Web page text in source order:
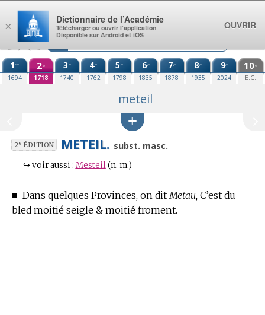
Aller au contenu
1re
1694
2e
1718
3e
1740
4e
1762
5e
1798
6e
1835
7e
1878
8e
1935
9e
2024
10e
E.C.
meteil
2eÉDITION METEIL. subst. masc.
↪ voir aussi : Mesteil (n. m.)
■ Dans quelques Provinces, on dit Metau, C’est du
bled moitié seigle & moitié froment.
×
Dictionnaire de l’Académie
Télécharger ou ouvrir l’application
Disponible sur Android et iOS
OUVRIR